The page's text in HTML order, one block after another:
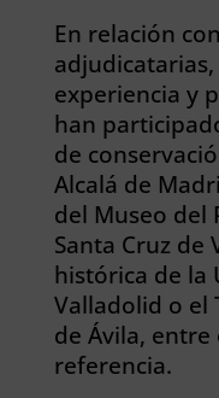
En relación
experiencia y
han
de
Alcalá de
del Museo del
Santa Cruz de
histórica de la
Valladolid o el
de Ávila,
referencia.